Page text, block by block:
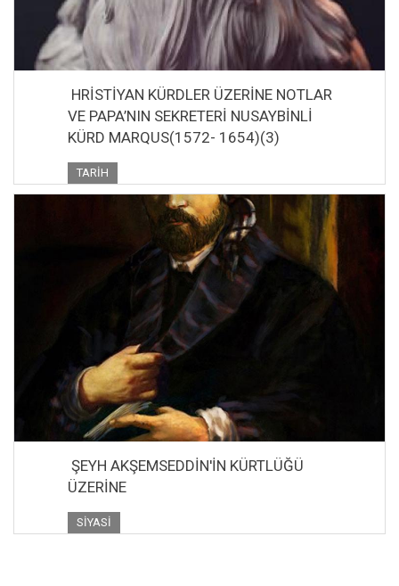
HRİSTİYAN KÜRDLER ÜZERİNE NOTLAR
VE PAPA’NIN SEKRETERİ NUSAYBİNLİ
KÜRD MARQUS(1572- 1654)(3)
TARIH
ŞEYH AKŞEMSEDDİN'İN KÜRTLÜĞÜ
ÜZERİNE
SIYASI